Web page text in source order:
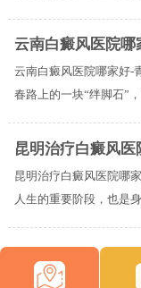
云南白癜风医院
云南白癜风医院哪家好-
春路上的一块“绊脚石”，
昆明治疗白癜风
昆明治疗白癜风医院哪
人生的重要阶段，也是